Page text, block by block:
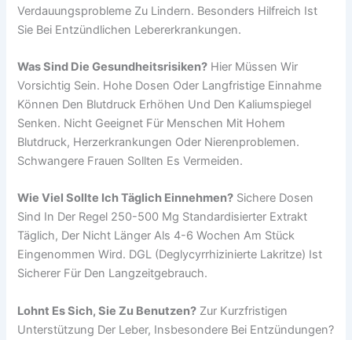
Verdauungsprobleme Zu Lindern. Besonders Hilfreich Ist
Sie Bei Entzündlichen Lebererkrankungen.
Was Sind Die Gesundheitsrisiken? Hier Müssen Wir
Vorsichtig Sein. Hohe Dosen Oder Langfristige Einnahme
Können Den Blutdruck Erhöhen Und Den Kaliumspiegel
Senken. Nicht Geeignet Für Menschen Mit Hohem
Blutdruck, Herzerkrankungen Oder Nierenproblemen.
Schwangere Frauen Sollten Es Vermeiden.
Wie Viel Sollte Ich Täglich Einnehmen? Sichere Dosen
Sind In Der Regel 250-500 Mg Standardisierter Extrakt
Täglich, Der Nicht Länger Als 4-6 Wochen Am Stück
Eingenommen Wird. DGL (deglycyrrhizinierte Lakritze) Ist
Sicherer Für Den Langzeitgebrauch.
Lohnt Es Sich, Sie Zu Benutzen? Zur Kurzfristigen
Unterstützung Der Leber, Insbesondere Bei Entzündungen?